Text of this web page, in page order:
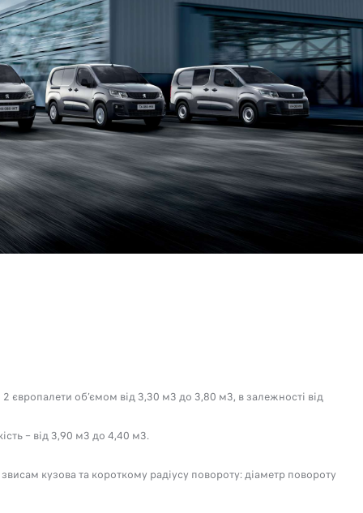
об’ємом від 3,30 м3 до 3,80 м3, в залежності від
– від 3,90 м3 до 4,40 м3.
кузова та короткому радіусу повороту: діаметр повороту